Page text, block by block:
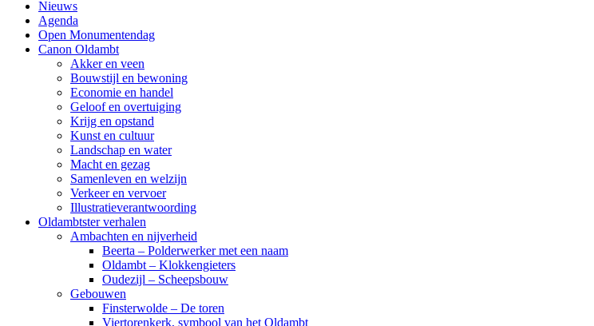
deze
website
Nieuws
Agenda
Open Monumentendag
Canon Oldambt
Akker en veen
Bouwstijl en bewoning
Economie en handel
Geloof en overtuiging
Krijg en opstand
Kunst en cultuur
Landschap en water
Macht en gezag
Samenleven en welzijn
Verkeer en vervoer
Illustratieverantwoording
Oldambtster verhalen
Ambachten en nijverheid
Beerta – Polderwerker met een naam
Oldambt – Klokkengieters
Oudezijl – Scheepsbouw
Gebouwen
Finsterwolde – De toren
Viertorenkerk, symbool van het Oldambt